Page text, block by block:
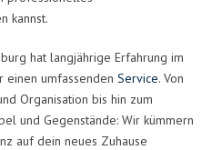
kannst.
hat langjährige Erfahrung im
einen umfassenden Service. Von
Organisation bis hin zum
und Gegenstände: Wir kümmern
auf dein neues Zuhause